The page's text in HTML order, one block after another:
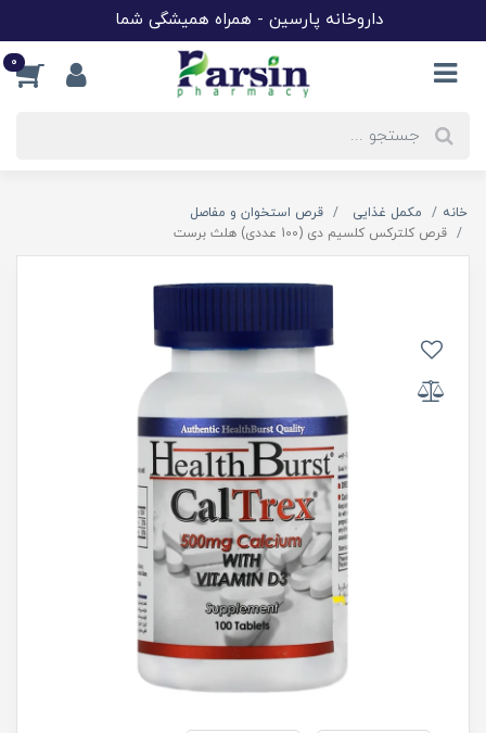
داروخانه پارسین - همراه همیشگی شما
0
خانه مکمل غذایی
قرص استخوان و مفاصل
قرص کلترکس کلسیم دی (100 عددی) هلث برست